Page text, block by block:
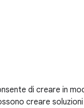
di creare in
creare